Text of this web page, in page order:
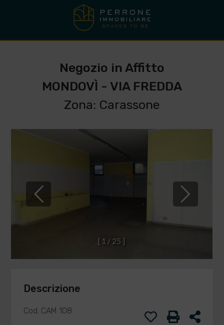
Negozio in Affitto
MONDOVÌ - VIA FREDDA
Zona: Carassone
[ 1 / 25 ]
Descrizione
Cod. CAM 108